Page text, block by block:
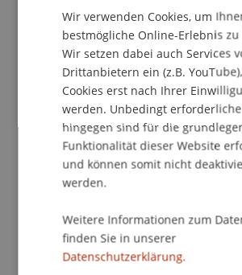
Die Universität Liechtenstein freut
Anerkennung und gratuliert den
Studierenden herzlich zu ihrem
Mehr zum Projekt «‹Darf› Ruggell»
Wir verwenden Cookies, um
bestmögliche Online-Erlebnis
Wir setzen dabei auch Services
Drittanbietern ein (z.B.
Cookies erst nach Ihrer
werden. Unbedingt erforderliche
hingegen sind für die
Funktionalität dieser Website
und können somit nicht
werden.
Weitere Informationen zum
finden Sie in unserer
Datenschutzerklärung.